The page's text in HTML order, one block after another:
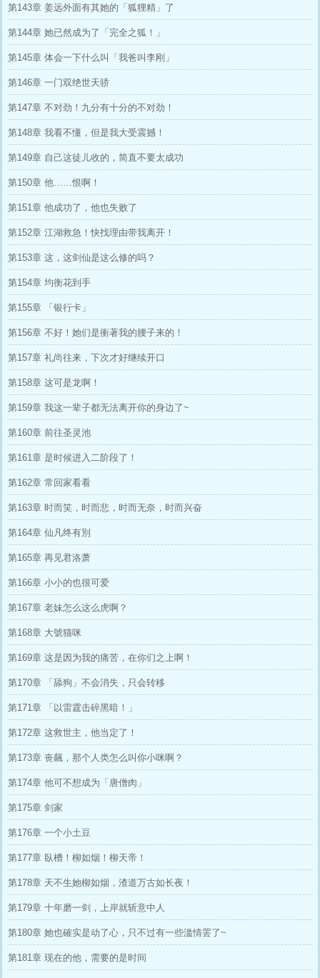
第143章 姜远外面有其她的「狐狸精」了
第144章 她已然成为了「完全之狐！」
第145章 体会一下什么叫「我爸叫李刚」
第146章 一门双绝世天骄
第147章 不对劲！九分有十分的不对劲！
第148章 我看不懂，但是我大受震撼！
第149章 自己这徒儿收的，简直不要太成功
第150章 他……恨啊！
第151章 他成功了，他也失败了
第152章 江湖救急！快找理由带我离开！
第153章 这，这剑仙是这么修的吗？
第154章 均衡花到手
第155章 「银行卡」
第156章 不好！她们是衝著我的腰子来的！
第157章 礼尚往来，下次才好继续开口
第158章 这可是龙啊！
第159章 我这一辈子都无法离开你的身边了~
第160章 前往圣灵池
第161章 是时候进入二阶段了！
第162章 常回家看看
第163章 时而笑，时而悲，时而无奈，时而兴奋
第164章 仙凡终有別
第165章 再见君洛萧
第166章 小小的也很可爱
第167章 老妹怎么这么虎啊？
第168章 大號猫咪
第169章 这是因为我的痛苦，在你们之上啊！
第170章 「舔狗」不会消失，只会转移
第171章 「以雷霆击碎黑暗！」
第172章 这救世主，他当定了！
第173章 丧飆，那个人类怎么叫你小咪啊？
第174章 他可不想成为「唐僧肉」
第175章 剑家
第176章 一个小土豆
第177章 臥槽！柳如烟！柳天帝！
第178章 天不生她柳如烟，渣道万古如长夜！
第179章 十年磨一剑，上岸就斩意中人
第180章 她也確实是动了心，只不过有一些滥情罢了~
第181章 现在的他，需要的是时间